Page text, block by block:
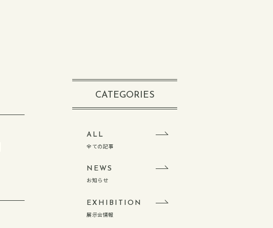
採用に関する質問
制度・福利厚生
CATEGORIES
ALL
全ての記事
NEWS
お知らせ
EXHIBITION
展示会情報